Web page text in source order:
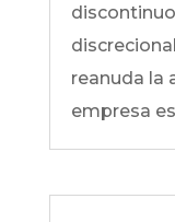
reanuda la
empresa